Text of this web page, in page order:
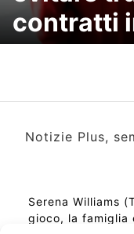
contratti
Notizie Plus,
Serena Williams
gioco, la famiglia